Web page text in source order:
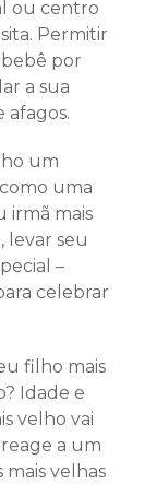
ou centro
Permitir
por
a sua
afagos.
um
uma
irmã mais
levar seu
–
celebrar
filho mais
Idade e
velho vai
a um
velhas